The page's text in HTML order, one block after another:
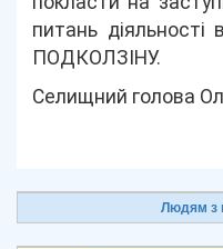
питань діяльності
ПОДКОЛЗІНУ.
Селищний голова
Людям з